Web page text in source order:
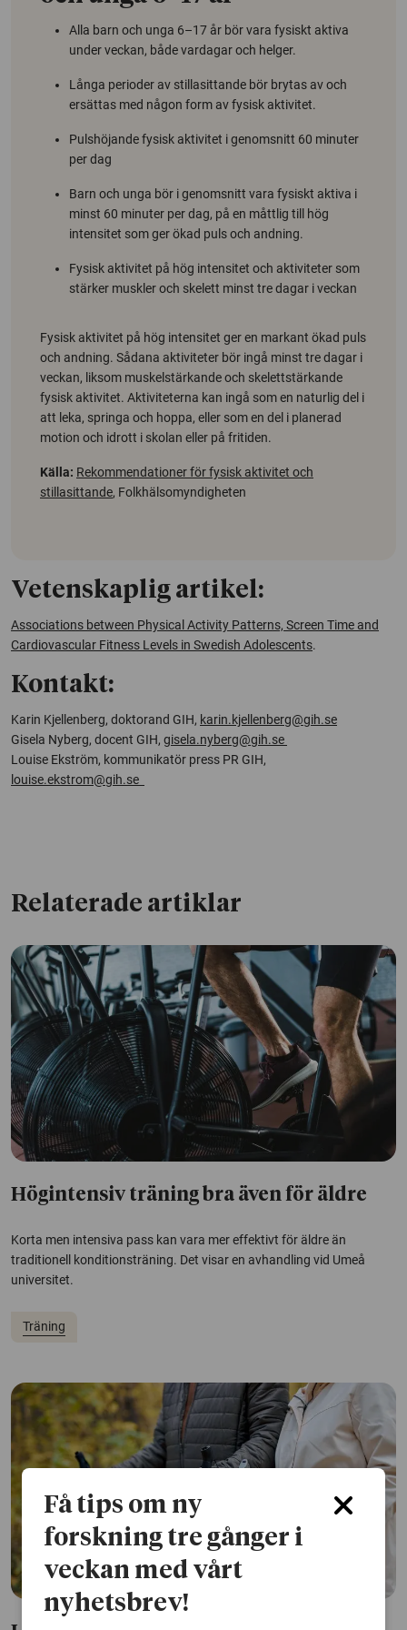
Alla barn och unga 6–17 år bör vara fysiskt aktiva
under veckan, både vardagar och helger.
Långa perioder av stillasittande bör brytas av och
ersättas med någon form av fysisk aktivitet.
Pulshöjande fysisk aktivitet i genomsnitt 60 minuter
per dag
Barn och unga bör i genomsnitt vara fysiskt aktiva i
minst 60 minuter per dag, på en måttlig till hög
intensitet som ger ökad puls och andning.
Fysisk aktivitet på hög intensitet och aktiviteter som
stärker muskler och skelett minst tre dagar i veckan
Fysisk aktivitet på hög intensitet ger en markant ökad puls
och andning. Sådana aktiviteter bör ingå minst tre dagar i
veckan, liksom muskelstärkande och skelettstärkande
fysisk aktivitet. Aktiviteterna kan ingå som en naturlig del i
att leka, springa och hoppa, eller som en del i planerad
motion och idrott i skolan eller på fritiden.
Källa: Rekommendationer för fysisk aktivitet och
stillasittande, Folkhälsomyndigheten
Vetenskaplig artikel:
Associations between Physical Activity Patterns, Screen Time and
Cardiovascular Fitness Levels in Swedish Adolescents.
Kontakt:
Karin Kjellenberg, doktorand GIH, karin.kjellenberg@gih.se
Gisela Nyberg, docent GIH, gisela.nyberg@gih.se
Louise Ekström, kommunikatör press PR GIH,
louise.ekstrom@gih.se
Relaterade artiklar
Högintensiv träning bra även för äldre
Korta men intensiva pass kan vara mer effektivt för äldre än
traditionell konditionsträning. Det visar en avhandling vid Umeå
universitet.
Träning
Få tips om ny
forskning tre gånger i
veckan med vårt
nyhetsbrev!